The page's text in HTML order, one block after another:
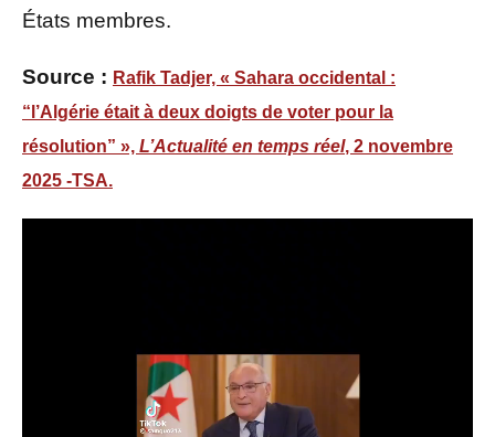
États membres.
Source : Rafik Tadjer, « Sahara occidental :
“l’Algérie était à deux doigts de voter pour la
résolution” », L’Actualité en temps réel, 2 novembre
2025 -TSA.